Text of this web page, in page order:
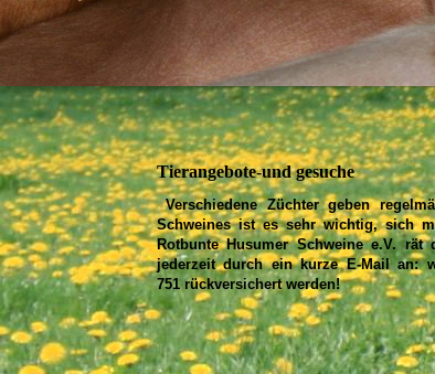
Tierangebote-und gesuche
Verschiedene Züchter geben
Schweines ist es sehr wichtig, sich
Rotbunte Husumer Schweine e.V.
jederzeit durch ein kurze E-Mail an:
751 rückversichert werden!